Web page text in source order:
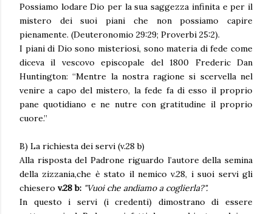
Possiamo lodare Dio per la sua saggezza infinita e per il
mistero dei suoi piani che non possiamo capire
pienamente. (Deuteronomio 29:29; Proverbi 25:2).
I piani di Dio sono misteriosi, sono materia di fede come
diceva il vescovo episcopale del 1800 Frederic Dan
Huntington: “Mentre la nostra ragione si scervella nel
venire a capo del mistero, la fede fa di esso il proprio
pane quotidiano e ne nutre con gratitudine il proprio
cuore.”
B) La richiesta dei servi (v.28 b)
Alla risposta del Padrone riguardo l’autore della semina
della zizzania,che è stato il nemico v.28, i suoi servi gli
chiesero v.28 b: "Vuoi che andiamo a coglierla?".
In questo i servi (i credenti) dimostrano di essere